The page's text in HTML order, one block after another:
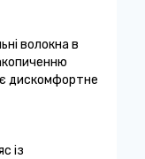
волокна в
дискомфортне
із